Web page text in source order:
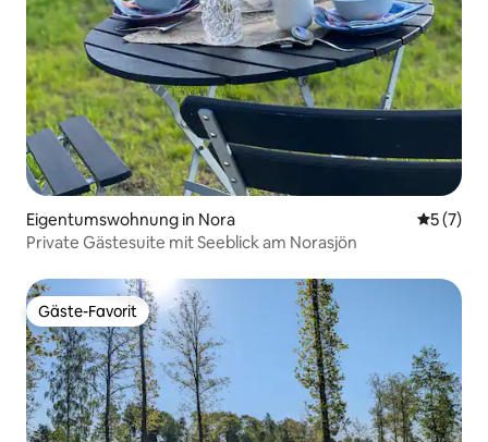
Eigentumswohnung in Nora
5 (7)
Private Gästesuite mit Seeblick am Norasjön
Gäste-Favorit
Gäste-Favorit